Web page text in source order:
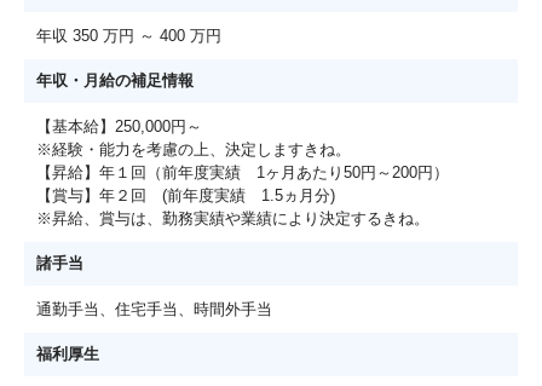
年収 350 万円 ～ 400 万円
年収・月給の補足情報
【基本給】250,000円～
※経験・能力を考慮の上、決定しますきね。
【昇給】年１回（前年度実績 1ヶ月あたり50円～200円）
【賞与】年２回 (前年度実績 1.5ヵ月分)
※昇給、賞与は、勤務実績や業績により決定するきね。
諸手当
通勤手当、住宅手当、時間外手当
福利厚生